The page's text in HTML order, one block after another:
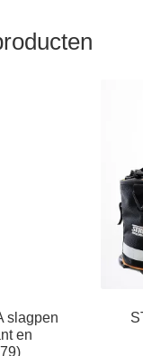
slagpen
en